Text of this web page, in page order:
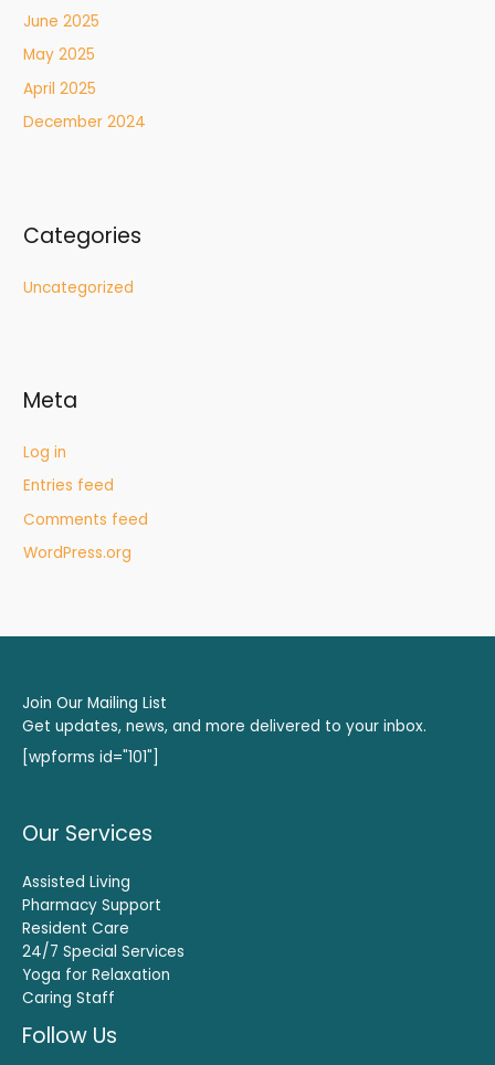
June 2025
May 2025
April 2025
December 2024
Categories
Uncategorized
Meta
Log in
Entries feed
Comments feed
WordPress.org
Join Our Mailing List
Get updates, news, and more delivered to your inbox.
[wpforms id="101"]
Our Services
Assisted Living
Pharmacy Support
Resident Care
24/7 Special Services
Yoga for Relaxation
Caring Staff
Follow Us